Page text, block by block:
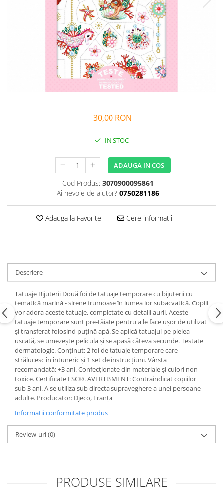
Alfabet si matematica
Jocuri de memorie si inteligenta
Seria Lectia de sanatate
Editura Galaxia Copiilor
Pisicile Războinice
Colectia Pia Papadia
30,00 RON
IN STOC
ADAUGA IN COS
Cod Produs: 3070900095861
Ai nevoie de ajutor? 0750281186
Adauga la Favorite Cere informatii
Descriere
Tatuaje Bijuterii Două foi de tatuaje temporare cu bijuterii cu
tematică marină - sirene frumoase în lumea lor subacvatică. Copiii
vor adora aceste tatuaje, completate cu detalii aurii. Aceste
tatuaje temporare sunt pre-tăiate pentru a le face ușor de utilizat
și transferat folosind puțină apă. Se aplică tatuajul pe pielea
uscată, se umezește pelicula și se apasă câteva secunde. Testate
dermatologic. Conținut: 2 foi de tatuaje temporare care
strălucesc în întuneric și 1 set de instrucțiuni. Vârsta
recomandată: +3 ani. Confecționate din materiale și culori non-
toxice. Certificate FSC®. AVERTISMENT: Contraindicat copiilor
sub 3 ani. A se utiliza sub directa supraveghere a unei persoane
adulte. Producator: Djeco, Franța
Informatii conformitate produs
Review-uri(0)
PRODUSE SIMILARE